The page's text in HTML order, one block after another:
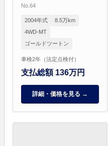
No.64
2004年式
8.5万km
4WD-MT
ゴールドツートン
車検2年（法定点検付）
支払総額 136万円
詳細・価格を見る →